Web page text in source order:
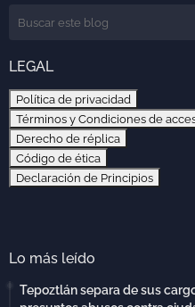
LEGAL
Política de privacidad
Términos y Condiciones de
Derecho de réplica
Código de ética
Declaración de Principios
Lo más leído
Tepoztlán separa de sus